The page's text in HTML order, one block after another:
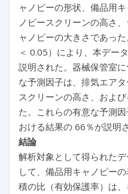
ャノピーの形状、備品用
ノピースクリーンの高さ
ャノピーの大きさであっ
＜ 0.05）により、本デー
説明された。器械保管室
な予測因子は、排気エア
スクリーンの高さ、およ
た。これらの有意な予測
おける結果の 66％が説明さ
結論
解析対象として得られた
して、備品用キャノピー
積の比（有効保護率）は